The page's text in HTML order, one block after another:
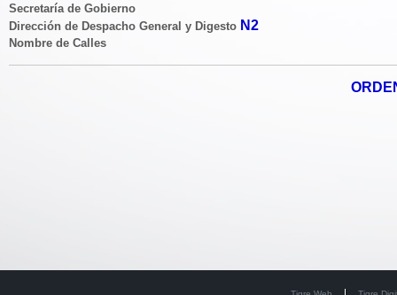
Secretaría de Gobierno
Dirección de Despacho General y Digesto N2
Nombre de Calles